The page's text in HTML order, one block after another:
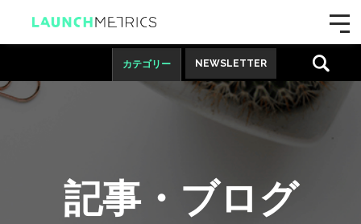
NEWSLETTER
カテゴリー
記事・ブログ